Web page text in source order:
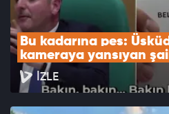
Bu kadarına pes:
kameraya yansıyan
İZLE